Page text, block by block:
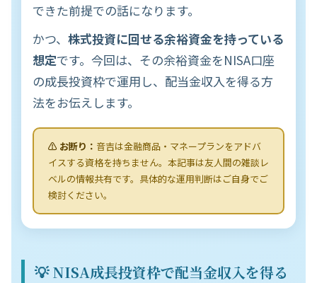
できた前提での話になります。
かつ、 株式投資に回せる余裕資金を持っている
想定です。今回は、その余裕資金をNISA口座
の成長投資枠で運用し、配当金収入を得る方
法をお伝えします。
⚠️ お断り： 音吉は金融商品・マネープランをアドバ
イスする資格を持ちません。本記事は友人間の雑談レ
ベルの情報共有です。具体的な運用判断はご自身でご
検討ください。
💡 NISA成長投資枠で配当金収入を得る